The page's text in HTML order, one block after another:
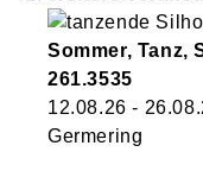
Sommer, Tanz,
261.3535
12.08.26 -
Germering